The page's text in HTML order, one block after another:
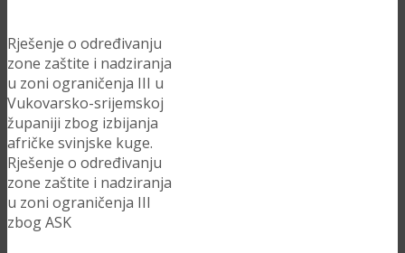
Rješenje o određivanju
zone zaštite i nadziranja
u zoni ograničenja III u
Vukovarsko-srijemskoj
županiji zbog izbijanja
afričke svinjske kuge.
Rješenje o određivanju
zone zaštite i nadziranja
u zoni ograničenja III
zbog ASK